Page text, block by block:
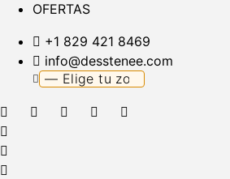
OFERTAS
+1 829 421 8469
info@desstenee.com